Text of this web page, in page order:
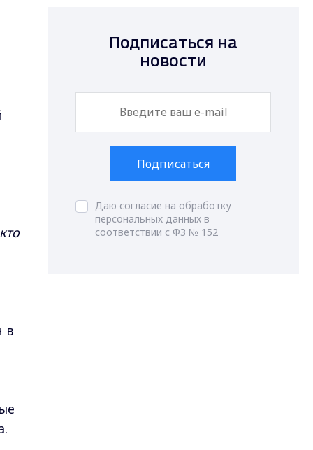
в
Подписаться на
новости
Подписаться
Даю согласие на обработку
персональных данных в
соответствии с ФЗ № 152